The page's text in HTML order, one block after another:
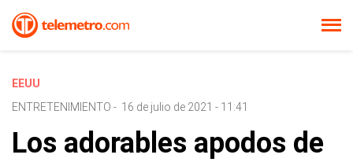
EEUU
ENTRETENIMIENTO - 16 de julio de 2021 - 11:41
Los adorables apodos de